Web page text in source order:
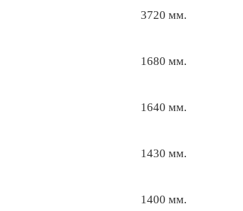
3720 мм.
1680 мм.
1640 мм.
1430 мм.
1400 мм.